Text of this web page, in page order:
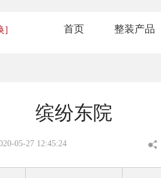
] 首页 整装产品
缤纷东院
05-27 12:45:24